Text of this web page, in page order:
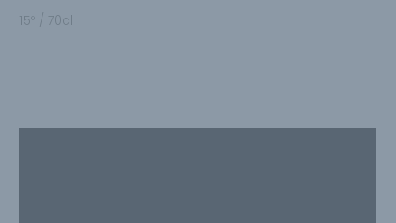
15º / 70cl